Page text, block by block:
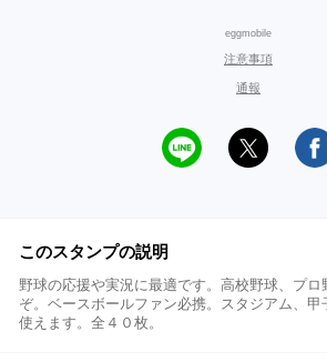
eggmobile
注意事項
通報
このスタンプの説明
野球の応援や実況に最適です。高校野球、プロ
ぞ。ベースボールファン必携。スタジアム、甲
使えます。全４０枚。